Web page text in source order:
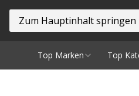
Zum Hauptinhalt springen
Top Marken Top